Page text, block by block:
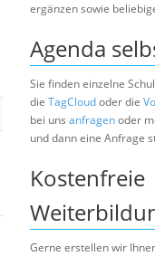
ergänzen sowie
Agenda
Sie finden einzelne
die TagCloudoder die
bei uns anfragenoder
und dann eine Anfrage
Kostenfreie
Gerne erstellen wir